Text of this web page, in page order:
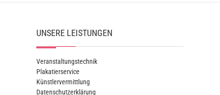
UNSERE LEISTUNGEN
Veranstaltungstechnik
Plakatierservice
Künstlervermittlung
Datenschutzerklärung